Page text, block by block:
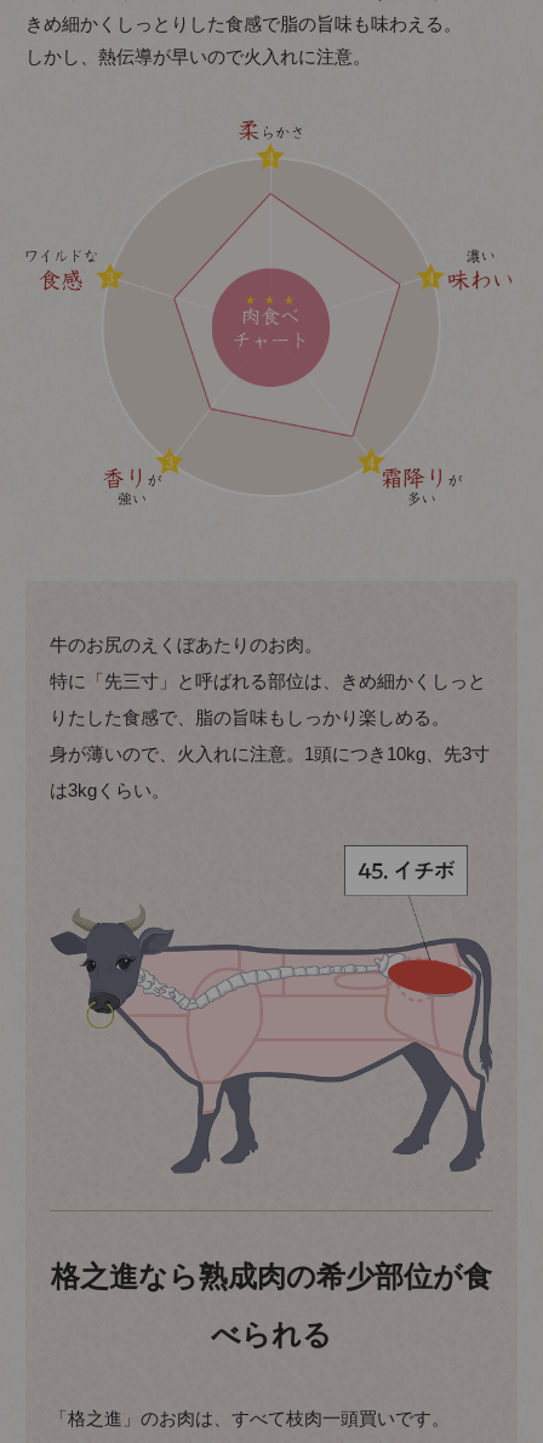
きめ細かくしっとりした食感で脂の旨味も味わえる。
しかし、熱伝導が早いので火入れに注意。
牛のお尻のえくぼあたりのお肉。
特に「先三寸」と呼ばれる部位は、きめ細かくしっと
りたした食感で、脂の旨味もしっかり楽しめる。
身が薄いので、火入れに注意。1頭につき10kg、先3寸
は3kgくらい。
格之進なら熟成肉の希少部位が食
べられる
「格之進」のお肉は、すべて枝肉一頭買いです。